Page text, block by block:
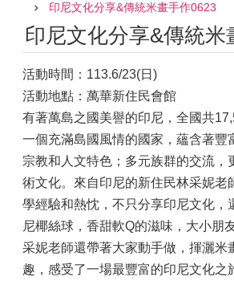
印尼文化分享&傳統米畫手作0623
印尼文化分享&傳統米
活動時間：113.6/23(日)
活動地點：萬華新住民會館
有著萬島之國美譽的印尼，全國共
一個充滿島國風情的國家，蘊含著豐
宗教和人文特色；多元族群的交流，
術文化。來自印尼的新住民林采妮老
學經驗和熱忱，不只分享印尼文化，
尼椰絲球，香甜軟Q的滋味，大小朋
采妮老師還帶著大家動手做，揮灑米
趣，感受了一場最豐富的印尼文化之